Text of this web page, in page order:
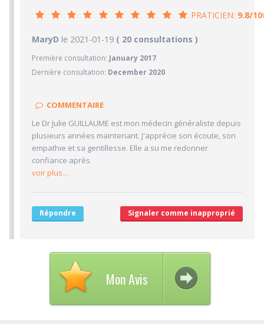
PRATICIEN: 9.8/10
PRATICIEN9.8/10
9/10 Confiance accordée
10/10 Sympathie
10/10 Ponctualité/Temps en salle d'attente/Retard
CABINET/LOCAUX9/10
8/10
10/10 Agréabilité des locaux
MaryD le 2021-01-19 ( 20 consultations )
Première consultation: January 2017
Dernière consultation: December 2020
COMMENTAIRE
Le Dr Julie GUILLAUME est mon médecin généraliste depuis
plusieurs années maintenant. J'apprécie son écoute, son
empathie et sa gentillesse. Elle a su me redonner
confiance après
voir plus...
Répondre Signaler comme inapproprié
Mon Avis